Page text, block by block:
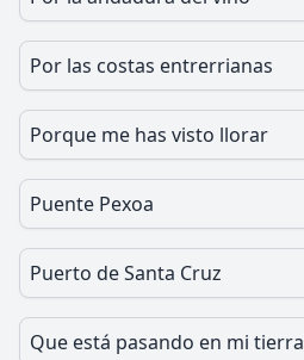
Por las costas entrerrianas
Porque me has visto llorar
Puente Pexoa
Puerto de Santa Cruz
Que está pasando en mi tierra